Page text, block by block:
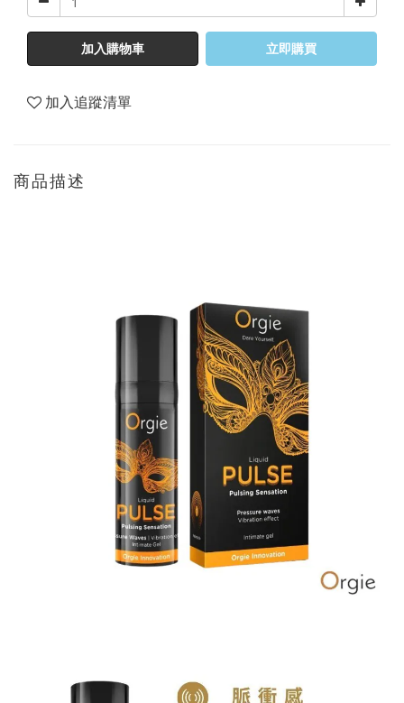
加入購物車 立即購買
加入追蹤清單
商品描述